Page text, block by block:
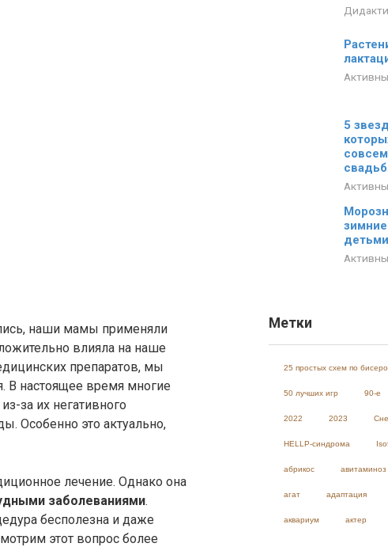
наши мамы применяли
влияла на наше
препаратов, мы
В настоящее время многие
за их негативного
Особенно это актуально,
лечение. Однако она
заболеваниями.
бесполезна и даже
этот вопрос более
5
Метки
25 простых схем по
50 лучших игр 90-е
2022 2023
HELLP-синдрома
абрикос авитаминоз
агат адаптация
аквариум актер